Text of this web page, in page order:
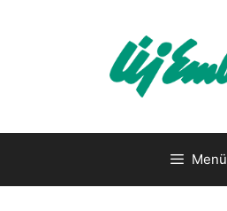
Menü